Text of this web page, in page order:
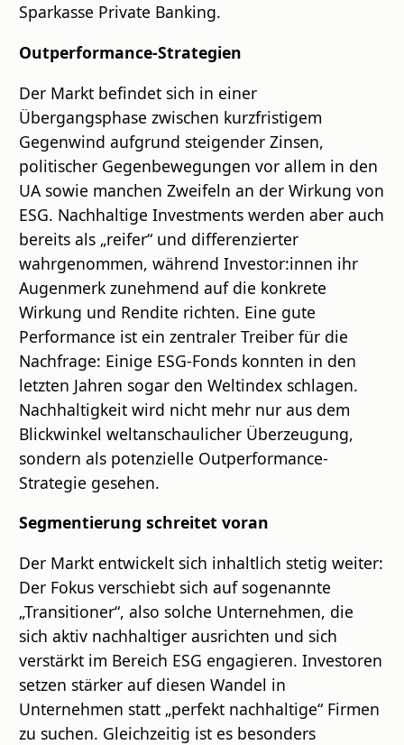
Sparkasse Private Banking.
Outperformance-Strategien
Der Markt befindet sich in einer
Übergangsphase zwischen kurzfristigem
Gegenwind aufgrund steigender Zinsen,
politischer Gegenbewegungen vor allem in den
UA sowie manchen Zweifeln an der Wirkung von
ESG. Nachhaltige Investments werden aber auch
bereits als „reifer“ und differenzierter
wahrgenommen, während Investor:innen ihr
Augenmerk zunehmend auf die konkrete
Wirkung und Rendite richten. Eine gute
Performance ist ein zentraler Treiber für die
Nachfrage: Einige ESG-Fonds konnten in den
letzten Jahren sogar den Weltindex schlagen.
Nachhaltigkeit wird nicht mehr nur aus dem
Blickwinkel weltanschaulicher Überzeugung,
sondern als potenzielle Outperformance-
Strategie gesehen.
Segmentierung schreitet voran
Der Markt entwickelt sich inhaltlich stetig weiter:
Der Fokus verschiebt sich auf sogenannte
„Transitioner“, also solche Unternehmen, die
sich aktiv nachhaltiger ausrichten und sich
verstärkt im Bereich ESG engagieren. Investoren
setzen stärker auf diesen Wandel in
Unternehmen statt „perfekt nachhaltige“ Firmen
zu suchen. Gleichzeitig ist es besonders